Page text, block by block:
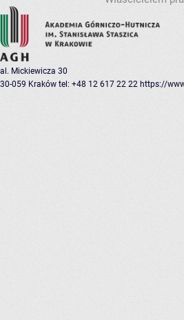
al. Mickiewicza 30
30-059 Kraków tel: +48 12 617 22 22 https://